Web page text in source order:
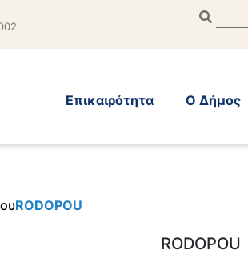
Επικαιρότητα Ο Δήμος
RODOPOU
RODOPOU